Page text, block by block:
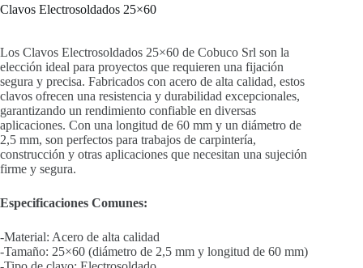
Clavos Electrosoldados 25×60
Los Clavos Electrosoldados 25×60 de Cobuco Srl son la
elección ideal para proyectos que requieren una fijación
segura y precisa. Fabricados con acero de alta calidad, estos
clavos ofrecen una resistencia y durabilidad excepcionales,
garantizando un rendimiento confiable en diversas
aplicaciones. Con una longitud de 60 mm y un diámetro de
2,5 mm, son perfectos para trabajos de carpintería,
construcción y otras aplicaciones que necesitan una sujeción
firme y segura.
Especificaciones Comunes:
-Material: Acero de alta calidad
-Tamaño: 25×60 (diámetro de 2,5 mm y longitud de 60 mm)